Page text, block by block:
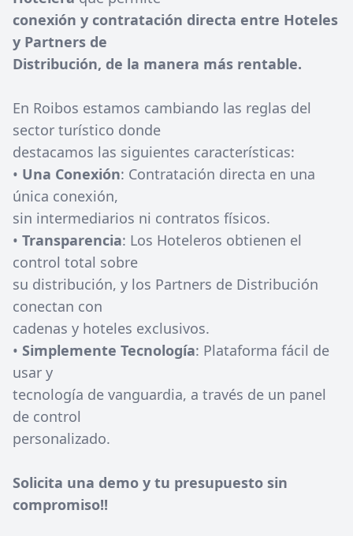
conexión y contratación directa entre Hoteles
y Partners de
Distribución, de la manera más rentable.
En Roibos estamos cambiando las reglas del
sector turístico donde
destacamos las siguientes características:
• Una Conexión: Contratación directa en una
única conexión,
sin intermediarios ni contratos físicos.
• Transparencia: Los Hoteleros obtienen el
control total sobre
su distribución, y los Partners de Distribución
conectan con
cadenas y hoteles exclusivos.
• Simplemente Tecnología: Plataforma fácil de
usar y
tecnología de vanguardia, a través de un panel
de control
personalizado.
Solicita una demo y tu presupuesto sin
compromiso!!